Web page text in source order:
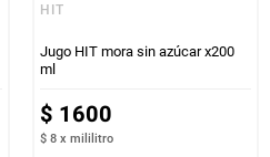
HIT
Jugo HIT mora sin azúcar x200
ml
$ 1600
$ 8 x mililitro